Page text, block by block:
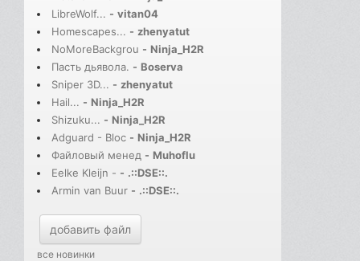
LibreWolf... - vitan04
Homescapes... - zhenyatut
NoMoreBackgrou - Ninja_H2R
Пасть дьявола. - Boserva
Sniper 3D... - zhenyatut
Hail... - Ninja_H2R
Shizuku... - Ninja_H2R
Adguard - Bloc - Ninja_H2R
Файловый менед - Muhoflu
Eelke Kleijn - - .::DSE::.
Armin van Buur - .::DSE::.
добавить файл
все новинки